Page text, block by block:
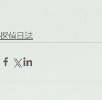
探偵日誌